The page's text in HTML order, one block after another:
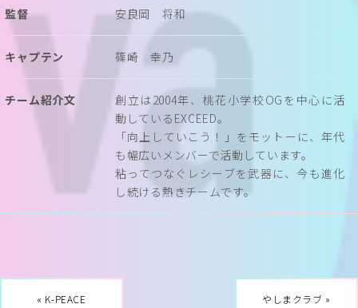
監督 安良岡 将和
キャプテン 篠崎 幸乃
チーム紹介文
創立は2004年、桃花小学校OGを中心に活
動しているEXCEED。
「向上していこう！」をモットーに、年代
も幅広いメンバーで活動しています。
粘ってつなぐレシーブを武器に、今も進化
し続ける熱きチームです。
« K-PEACE やしまクラブ »